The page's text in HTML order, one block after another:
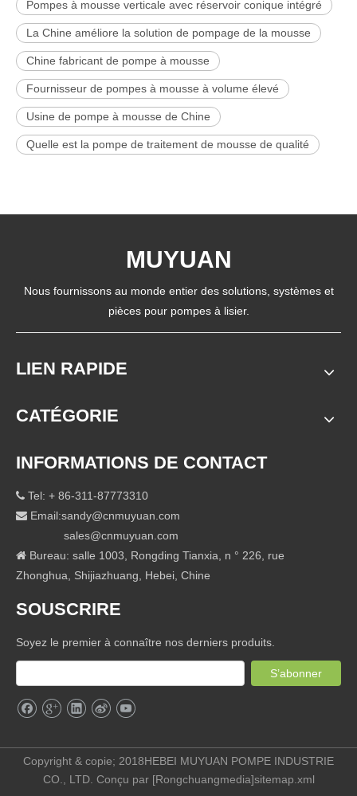
Pompes à mousse verticale avec réservoir conique intégré
La Chine améliore la solution de pompage de la mousse
Chine fabricant de pompe à mousse
Fournisseur de pompes à mousse à volume élevé
Usine de pompe à mousse de Chine
Quelle est la pompe de traitement de mousse de qualité
MUYUAN
Nous fournissons au monde entier des solutions, systèmes et
pièces pour pompes à lisier.
LIEN RAPIDE
CATÉGORIE
INFORMATIONS DE CONTACT
 Tel: + 86-311-87773310
 Email:sandy@cnmuyuan.com
sales@cnmuyuan.com
 Bureau: salle 1003, Rongding Tianxia, ​​n ° 226, rue
Zhonghua, Shijiazhuang, Hebei, Chine
SOUSCRIRE
Soyez le premier à connaître nos derniers produits.
S’abonner
Copyright & copie; 2018HEBEI MUYUAN POMPE INDUSTRIE
CO., LTD. Conçu par [Rongchuangmedia]sitemap.xml